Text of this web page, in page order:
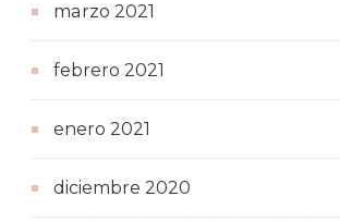
marzo 2021
febrero 2021
enero 2021
diciembre 2020